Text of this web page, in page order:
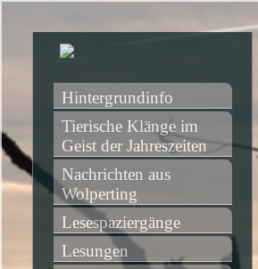
Hintergrundinfo
Tierische Klänge im
Geist der Jahreszeiten
Nachrichten aus
Wolperting
Lesespaziergänge
Lesungen